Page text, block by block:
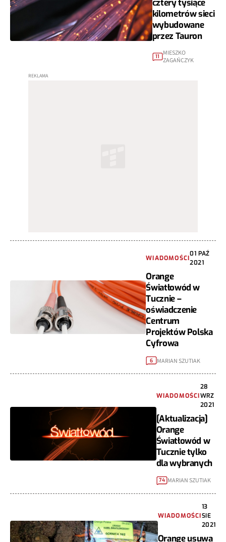
cztery tysiące
kilometrów sieci
wybudowane
przez Tauron
11
MIESZKO
ZAGAŃCZYK
WIADOMOŚCI
01 PAŹ
2021
Orange
Światłowód w
Tucznie –
oświadczenie
Centrum
Projektów Polska
Cyfrowa
6 MARIAN SZUTIAK
WIADOMOŚCI
28
WRZ
2021
[Aktualizacja]
Orange
Światłowód w
Tucznie tylko
dla wybranych
74 MARIAN SZUTIAK
WIADOMOŚCI
13
SIE
2021
Orange usuwa